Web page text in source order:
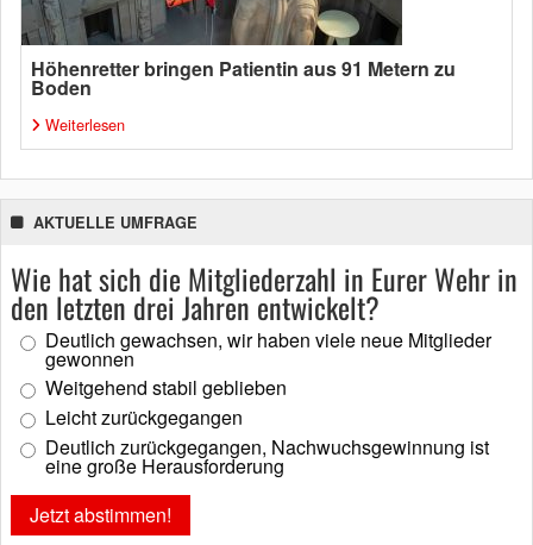
Höhenretter bringen Patientin aus 91 Metern zu
Boden
Weiterlesen
AKTUELLE UMFRAGE
Wie hat sich die Mitgliederzahl in Eurer Wehr in
den letzten drei Jahren entwickelt?
Deutlich gewachsen, wir haben viele neue Mitglieder
gewonnen
Weitgehend stabil geblieben
Leicht zurückgegangen
Deutlich zurückgegangen, Nachwuchsgewinnung ist
eine große Herausforderung